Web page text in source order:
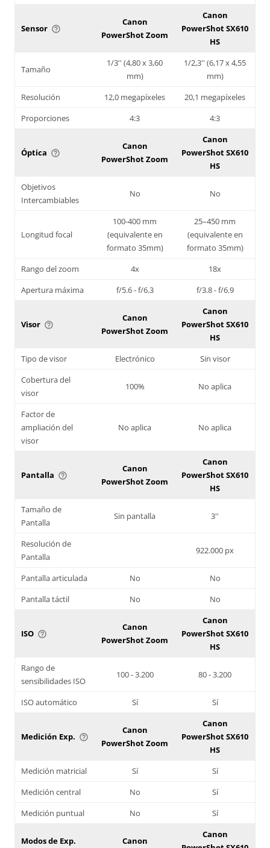
Sensor help_outline
Canon
PowerShot Zoom
Canon
PowerShot SX610
HS
Tamaño
1/3'' (4,80 x 3,60
mm)
1/2,3'' (6,17 x 4,55
mm)
Resolución
12,0 megapíxeles
20,1 megapíxeles
Proporciones
4:3 4:3
Óptica help_outline
Canon
PowerShot Zoom
Canon
PowerShot SX610
HS
Objetivos
Intercambiables
No No
Longitud focal
100-400 mm
(equivalente en
formato 35mm)
25–450 mm
(equivalente en
formato 35mm)
Rango del zoom
4x
18x
Apertura máxima
f/5.6 - f/6.3 f/3.8 - f/6.9
Visor help_outline
Canon
PowerShot Zoom
Canon
PowerShot SX610
HS
Tipo de visor
Electrónico
Sin visor
Cobertura del
visor
100% No aplica
Factor de
ampliación del
visor
No aplica No aplica
Pantalla help_outline
Canon
PowerShot Zoom
Canon
PowerShot SX610
HS
Tamaño de
Pantalla
Sin pantalla 3''
Resolución de
Pantalla
922.000 px
Pantalla articulada No
No
Pantalla táctil
No No
ISO help_outline
Canon
PowerShot Zoom
Canon
PowerShot SX610
HS
Rango de
sensibilidades ISO
100 - 3.200 80 - 3.200
ISO automático Sí Sí
Medición Exp. help_outline
Canon
PowerShot Zoom
Canon
PowerShot SX610
HS
Medición matricial
Sí
Sí
Medición central
No
Sí
Medición puntual
No Sí
Modos de Exp. Canon
Canon